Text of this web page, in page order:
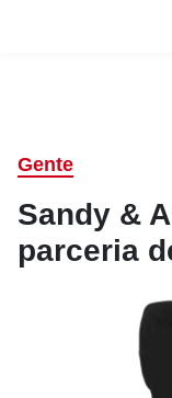
Gente
Sandy &
parceria